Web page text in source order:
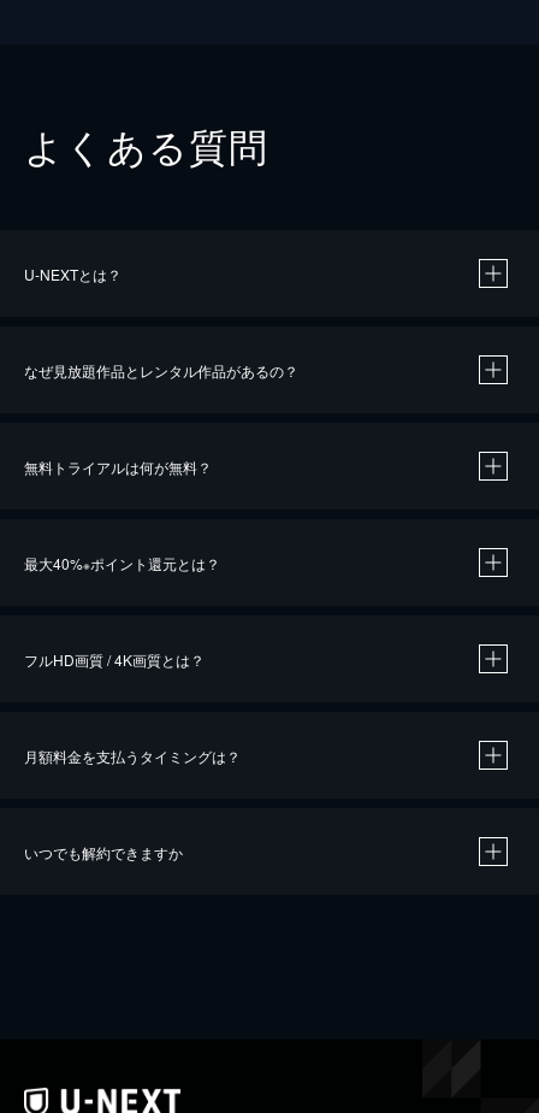
よくある質問
U-NEXTとは？
なぜ見放題作品とレンタル作品があるの？
無料トライアルは何が無料？
最大40%※ポイント還元とは？
※40％ポイント還元の対象は、クレジットカード決済による作品の購入 / レンタルです。
フルHD画質 / 4K画質とは？
月額料金を支払うタイミングは？
いつでも解約できますか